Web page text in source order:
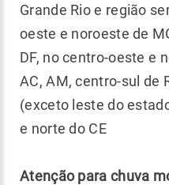
Grande Rio e região
oeste e noroeste de
DF, no centro-oeste e
AC, AM, centro-sul de
(exceto leste do
e norte do CE
Atenção para chuva